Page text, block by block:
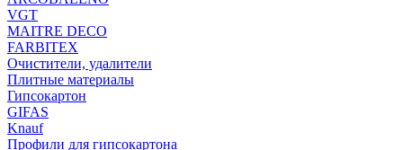
VGT
MAITRE DECO
FARBITEX
Очистители, удалители
Плитные материалы
Гипсокартон
GIFAS
Knauf
Профили для гипсокартона